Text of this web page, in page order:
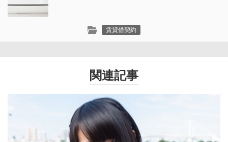
賃貸借契約
関連記事